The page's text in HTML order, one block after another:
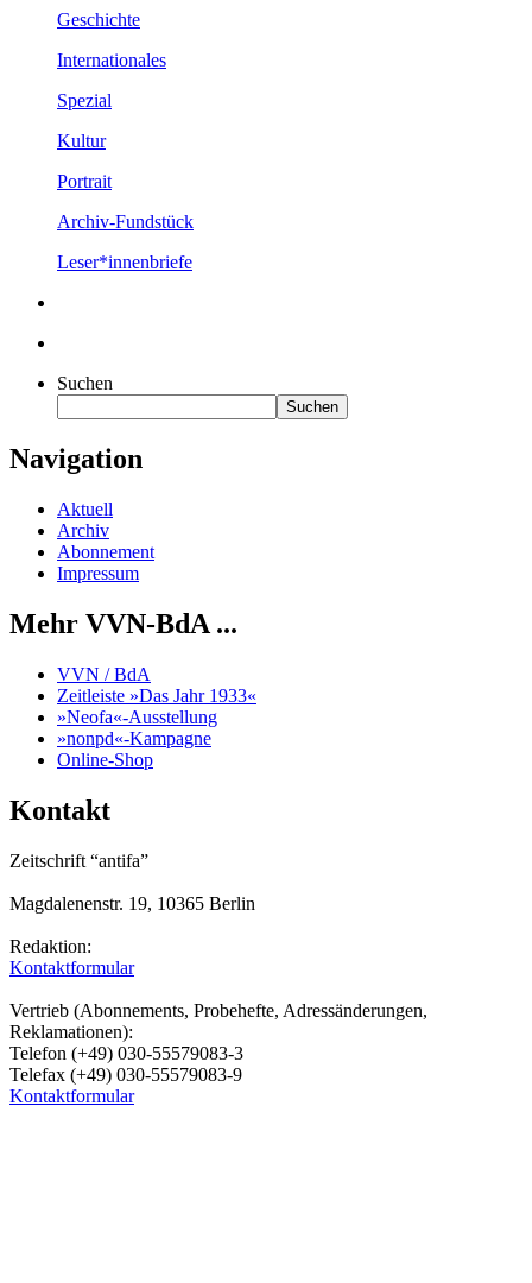
Geschichte
Internationales
Spezial
Kultur
Portrait
Archiv-Fundstück
Leser*innenbriefe
Suchen
Suchen
Navigation
Aktuell
Archiv
Abonnement
Impressum
Mehr VVN-BdA ...
VVN / BdA
Zeitleiste »Das Jahr 1933«
»Neofa«-Ausstellung
»nonpd«-Kampagne
Online-Shop
Kontakt
Zeitschrift “antifa”
Magdalenenstr. 19, 10365 Berlin
Redaktion:
Kontaktformular
Vertrieb (Abonnements, Probehefte, Adressänderungen,
Reklamationen):
Telefon (+49) 030-55579083-3
Telefax (+49) 030-55579083-9
Kontaktformular